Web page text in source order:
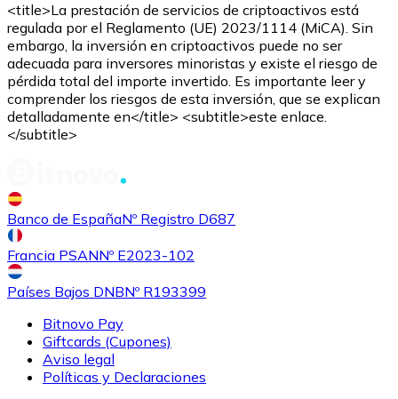
<title>La prestación de servicios de criptoactivos está
regulada por el Reglamento (UE) 2023/1114 (MiCA). Sin
embargo, la inversión en criptoactivos puede no ser
adecuada para inversores minoristas y existe el riesgo de
pérdida total del importe invertido. Es importante leer y
comprender los riesgos de esta inversión, que se explican
detalladamente en</title> <subtitle>este enlace.
</subtitle>
Banco de EspañaNº Registro D687
Francia PSANNº E2023-102
Países Bajos DNBNº R193399
Bitnovo Pay
Giftcards (Cupones)
Aviso legal
Políticas y Declaraciones